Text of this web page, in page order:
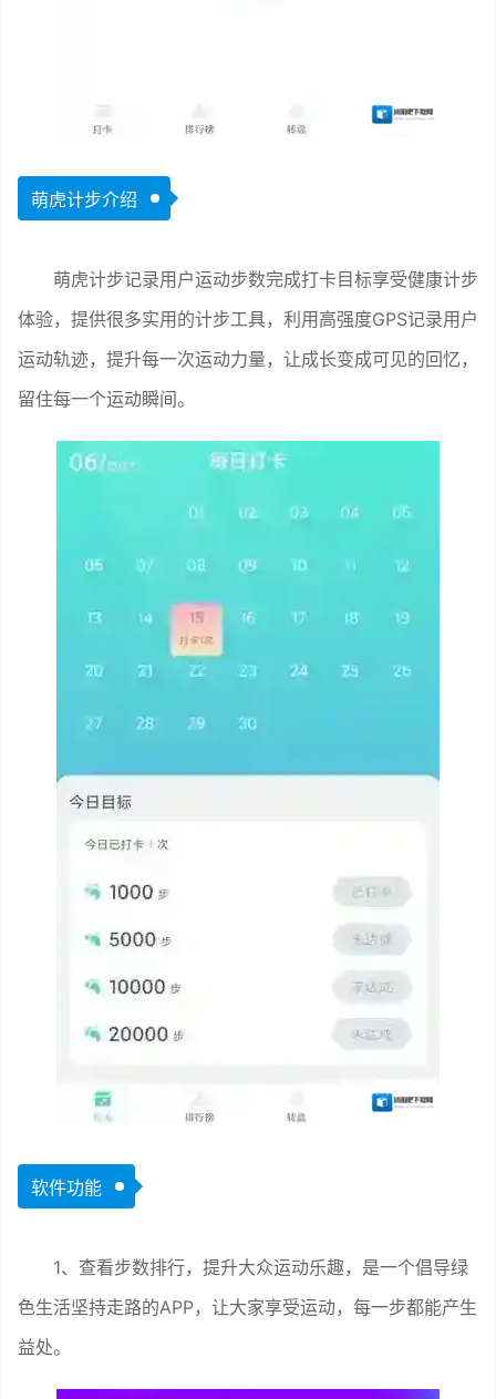
萌虎计步介绍
萌虎计步记录用户运动步数完成打卡目标享受健康计步
体验，提供很多实用的计步工具，利用高强度GPS记录用户
运动轨迹，提升每一次运动力量，让成长变成可见的回忆，
留住每一个运动瞬间。
软件功能
1、查看步数排行，提升大众运动乐趣，是一个倡导绿
色生活坚持走路的APP，让大家享受运动，每一步都能产生
益处。